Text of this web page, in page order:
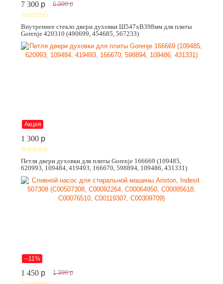
7 300 p 6 000 p
Внутреннее стекло двери духовки Ш547хВ398мм для плиты
Gorenje 420310 (490699, 454685, 567233)
Акция
1 300 p
Петля двери духовки для плиты Gorenje 166669 (109485,
620993, 109484, 419493, 166670, 598894, 109486, 431331)
--11%
1 450 p 1 300 p